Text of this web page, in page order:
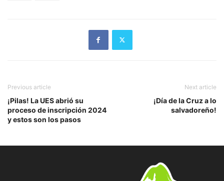
Previous article
¡Pilas! La UES abrió su
proceso de inscripción 2024
y estos son los pasos
Next article
¡Día de la Cruz a lo
salvadoreño!